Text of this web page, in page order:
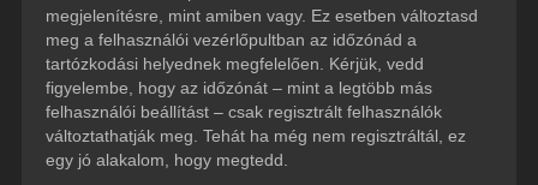
megjelenítésre, mint amiben vagy. Ez esetben változtasd
meg a felhasználói vezérlőpultban az időzónád a
tartózkodási helyednek megfelelően. Kérjük, vedd
figyelembe, hogy az időzónát – mint a legtöbb más
felhasználói beállítást – csak regisztrált felhasználók
változtathatják meg. Tehát ha még nem regisztráltál, ez
egy jó alakalom, hogy megtedd.